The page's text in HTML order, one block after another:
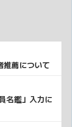
薦について
名鑑」⼊⼒に